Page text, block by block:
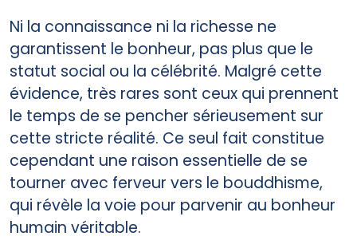
Ni la connaissance ni la richesse ne
garantissent le bonheur, pas plus que le
statut social ou la célébrité. Malgré cette
évidence, très rares sont ceux qui prennent
le temps de se pencher sérieusement sur
cette stricte réalité. Ce seul fait constitue
cependant une raison essentielle de se
tourner avec ferveur vers le bouddhisme,
qui révèle la voie pour parvenir au bonheur
humain véritable.